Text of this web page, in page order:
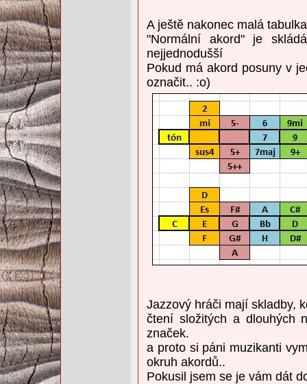
A ještě nakonec malá
"Normální akord" je
nejjednodušší
Pokud má akord posuny v
označit.. :o)
Jazzový hráči mají skladby,
čtení složitých a dlouhých
značek.
a proto si páni muzikanti
okruh akordů..
Pokusil jsem se je vám dát